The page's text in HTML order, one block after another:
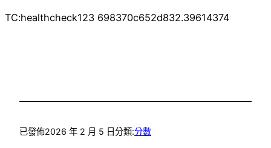
TC:healthcheck123 698370c652d832.39614374
已發佈2026 年 2 月 5 日分類:分數